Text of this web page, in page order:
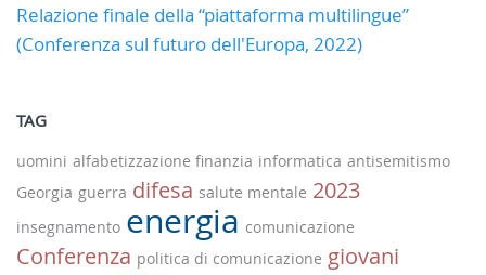
Relazione finale della “piattaforma multilingue”
(Conferenza sul futuro dell'Europa, 2022)
TAG
uomini alfabetizzazione finanzia informatica antisemitismo
Georgia guerra difesa salute mentale 2023
insegnamento energia comunicazione
Conferenza politica di comunicazione giovani